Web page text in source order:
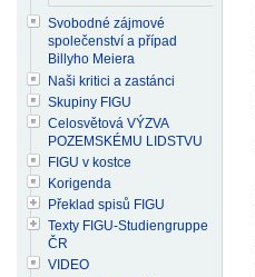
Svobodné zájmové
společenství a případ
Billyho Meiera
Naši kritici a zastánci
Skupiny FIGU
Celosvětová VÝZVA
POZEMSKÉMU LIDSTVU
FIGU v kostce
Korigenda
Překlad spisů FIGU
Texty FIGU-Studiengruppe
ČR
VIDEO